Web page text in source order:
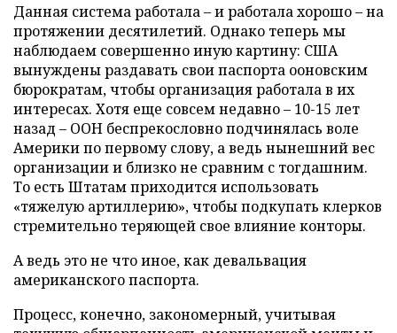
Данная система работала – и работала хорошо – на
протяжении десятилетий. Однако теперь мы
наблюдаем совершенно иную картину: США
вынуждены раздавать свои паспорта ооновским
бюрократам, чтобы организация работала в их
интересах. Хотя еще совсем недавно – 10-15 лет
назад – ООН беспрекословно подчинялась воле
Америки по первому слову, а ведь нынешний вес
организации и близко не сравним с тогдашним.
То есть Штатам приходится использовать
«тяжелую артиллерию», чтобы подкупать клерков
стремительно теряющей свое влияние конторы.
А ведь это не что иное, как девальвация
американского паспорта.
Процесс, конечно, закономерный, учитывая